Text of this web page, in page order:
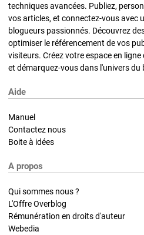
techniques avancées. Publiez,
vos articles, et connectez-vous avec
blogueurs passionnés. Découvrez
optimiser le référencement de vos
visiteurs. Créez votre espace en
et démarquez-vous dans l'univers du
Aide
Manuel
Contactez nous
Boite à idées
A propos
Qui sommes nous ?
L'Offre Overblog
Rémunération en droits d'auteur
Webedia